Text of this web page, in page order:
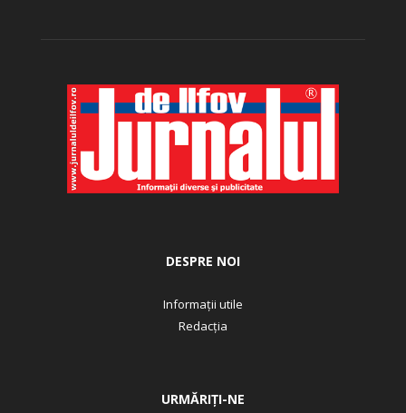
DESPRE NOI
Informații utile
Redacția
URMĂRIȚI-NE